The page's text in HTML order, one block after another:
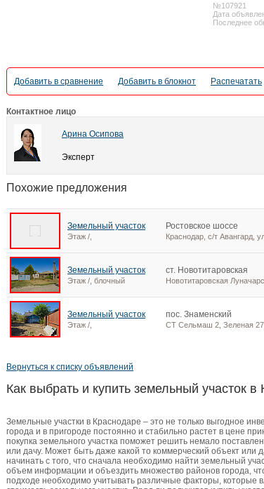
№107921
Дата
Последнее
Добавить в сравнение Добавить в блокнот Распечатать
Контактное лицо
Арина Осипова
Эксперт
Похожие предложения
Земельный участок
Этаж /,
Ростовское шоссе
Краснодар, с/т Авангард,
Земельный участок
Этаж /, блочный
ст. Новотитаровская
Новотитаровская
Земельный участок
Этаж /,
пос. Знаменский
СТ Сельмаш 2, Зеленая
Вернуться к списку объявлений
Как выбрать и купить земельный участок в
Земельные участки в Краснодаре – это не только выгодное
города и в пригороде постоянно и стабильно растет в цене
покупка земельного участка поможет решить немало
или дачу. Может быть даже какой то коммерческий объект
начинать с того, что сначала необходимо найти земельный
объем информации и объездить множество районов города,
подходе необходимо учитывать различные факторы, которые